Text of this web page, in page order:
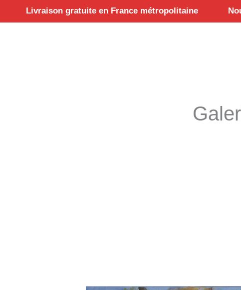
Livraison gratuite en France métropolitaine